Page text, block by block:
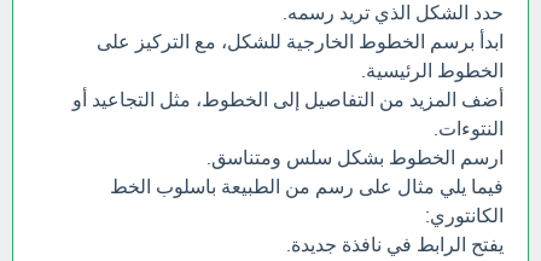
حدد الشكل الذي تريد رسمه.
ابدأ برسم الخطوط الخارجية للشكل، مع التركيز على
الخطوط الرئيسية.
أضف المزيد من التفاصيل إلى الخطوط، مثل التجاعيد أو
النتوءات.
ارسم الخطوط بشكل سلس ومتناسق.
فيما يلي مثال على رسم من الطبيعة باسلوب الخط
الكانتوري:
يفتح الرابط في نافذة جديدة.